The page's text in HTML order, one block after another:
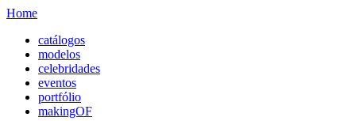
Home
catálogos
modelos
celebridades
eventos
portfólio
makingOF